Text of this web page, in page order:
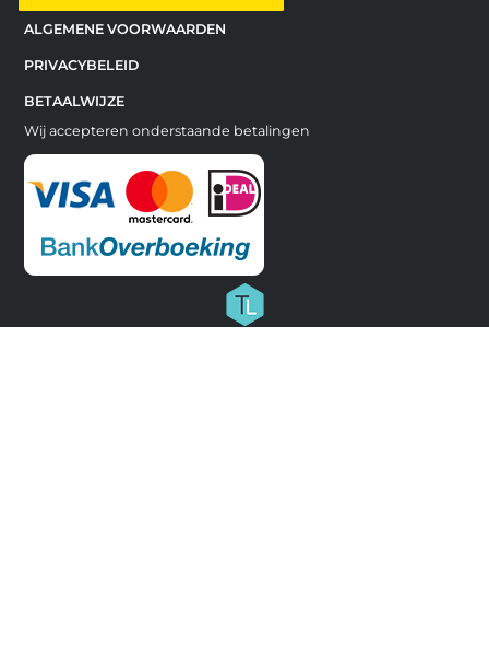
ALGEMENE VOORWAARDEN
PRIVACYBELEID
BETAALWIJZE
Wij accepteren onderstaande betalingen